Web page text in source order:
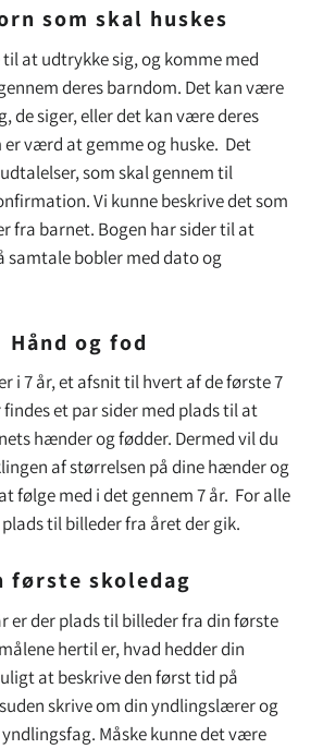
som skal huskes
til at udtrykke sig, og komme med
deres barndom. Det kan være
de siger, eller det kan være deres
værd at gemme og huske. Det
som skal gennem til
Vi kunne beskrive det som
fra barnet. Bogen har sider til at
samtale bobler med dato og
Hånd og fod
i 7 år, et afsnit til hvert af de første 7
et par sider med plads til at
hænder og fødder. Dermed vil du
af størrelsen på dine hænder og
følge med i det gennem 7 år. For alle
til billeder fra året der gik.
første skoledag
er der plads til billeder fra din første
hertil er, hvad hedder din
at beskrive den først tid på
skrive om din yndlingslærer og
Måske kunne det være